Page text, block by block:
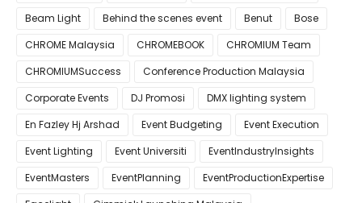
Beam Light
Behind the scenes event Benut
Bose
CHROME Malaysia
CHROMEBOOK
CHROMIUM Team
CHROMIUMSuccess
Conference Production Malaysia
Corporate Events
DJ Promosi
DMX lighting system
En Fazley Hj Arshad
Event Budgeting
Event Execution
Event Lighting
Event Universiti
EventIndustryInsights
EventMasters
EventPlanning
EventProductionExpertise